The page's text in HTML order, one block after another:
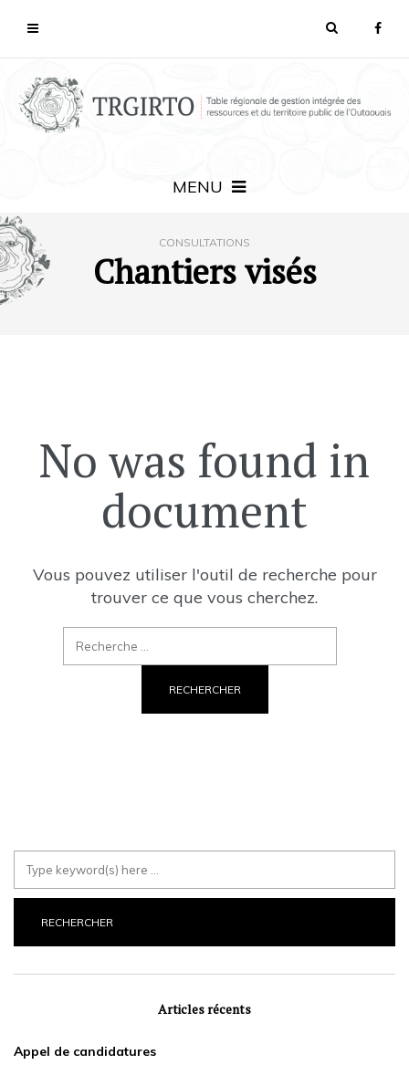
MENU
CONSULTATIONS
Chantiers visés
No was found in
document
Vous pouvez utiliser l'outil de recherche pour
trouver ce que vous cherchez.
Articles récents
Appel de candidatures